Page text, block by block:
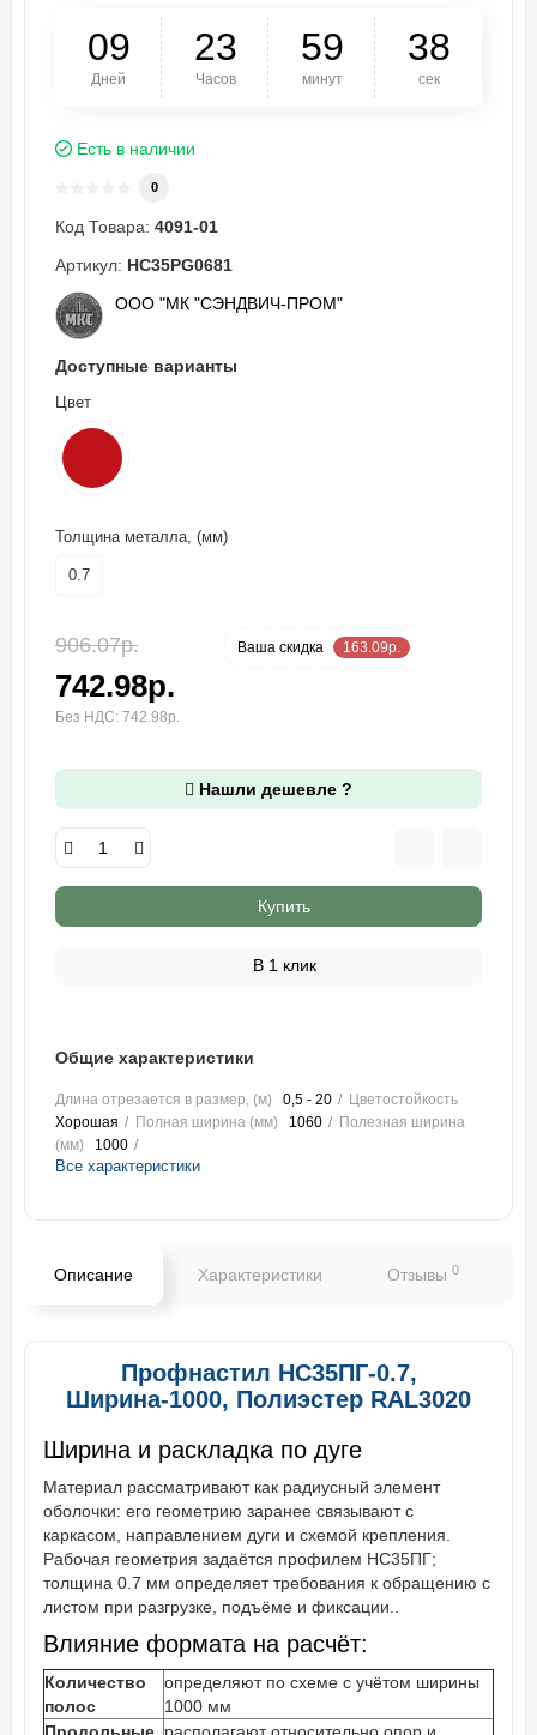
09
Дней
23
Часов
59
минут
38
сек
Есть в наличии
0
Код Товара: 4091-01
Артикул: HC35PG0681
ООО "МК "СЭНДВИЧ-ПРОМ"
Доступные варианты
Цвет
Толщина металла, (мм)
0.7
906.07р. Ваша cкидка 163.09р.
742.98р.
Без НДС: 742.98р.
Нашли дешевле ?
Купить
В 1 клик
Общие характеристики
Длина отрезается в размер, (м) 0,5 - 20
Цветостойкость
Хорошая
Полная ширина (мм) 1060
Полезная ширина
(мм)
1000
Все характеристики
Описание Характеристики Отзывы 0
Профнастил НС35ПГ-0.7,
Ширина-1000, Полиэстер RAL3020
Ширина и раскладка по дуге
Материал рассматривают как радиусный элемент
оболочки: его геометрию заранее связывают с
каркасом, направлением дуги и схемой крепления.
Рабочая геометрия задаётся профилем НС35ПГ;
толщина 0.7 мм определяет требования к обращению с
листом при разгрузке, подъёме и фиксации..
Влияние формата на расчёт:
Количество
полос
определяют по схеме с учётом ширины
1000 мм